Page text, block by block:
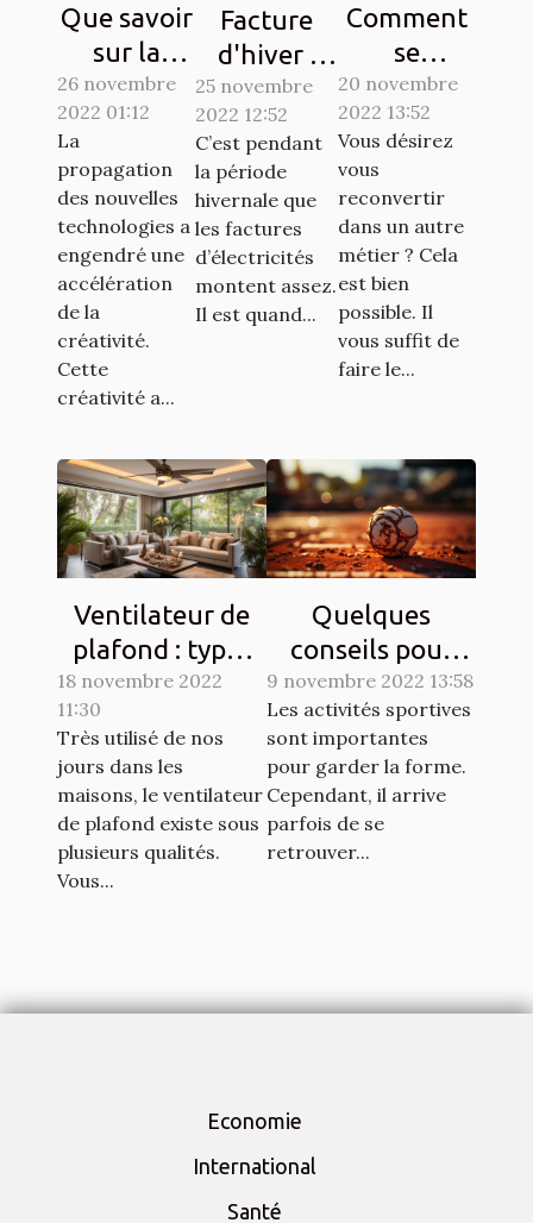
Que savoir
sur la
Crypto-
monnaie
26 novembre
2022 01:12
La
propagation
des nouvelles
technologies a
engendré une
accélération
de la
créativité.
Cette
créativité a...
Facture
d'hiver :
Des
astuces
simples
pour
économiser
de l'argent
25 novembre
2022 12:52
C’est pendant
la période
hivernale que
les factures
d’électricités
montent assez.
Il est quand...
Comment
se
reconvertir
à un autre
métier ?
20 novembre
2022 13:52
Vous désirez
vous
reconvertir
dans un autre
métier ? Cela
est bien
possible. Il
vous suffit de
faire le...
Ventilateur de
plafond : types
et qualités
18 novembre 2022
11:30
Très utilisé de nos
jours dans les
maisons, le ventilateur
de plafond existe sous
plusieurs qualités.
Vous...
Quelques
conseils pour
lutter contre les
courbatures
engendrées par
le sport
9 novembre 2022 13:58
Les activités sportives
sont importantes
pour garder la forme.
Cependant, il arrive
parfois de se
retrouver...
Economie
International
Santé